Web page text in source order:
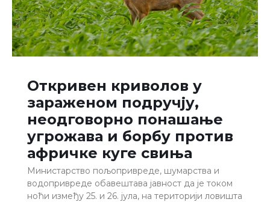
Откривен криволов у
зараженом подручју,
неодговорно понашање
угрожава и борбу против
афричке куге свиња
Министарство пољопривреде, шумарства и
водопривреде обавештава јавност да је током
ноћи између 25. и 26. јула, на територији ловишта